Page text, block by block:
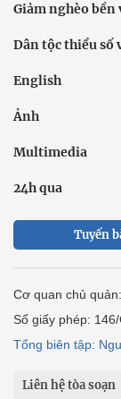
Giảm nghèo bền
Dân tộc thiểu số
English
Ảnh
Multimedia
24h qua
Tuyến
Cơ quan chủ
Số giấy phép:
Tổng biên tập:
Liên hệ tòa soạn